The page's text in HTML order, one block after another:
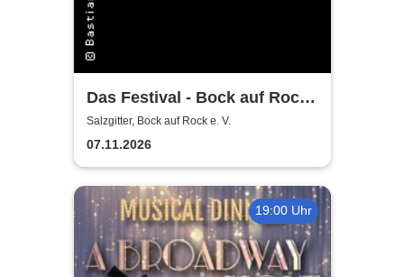
Das Festival - Bock auf Rock
gemeinnütziger e. V.
Salzgitter, Bock auf Rock e. V.
07.11.2026
19:00 Uhr